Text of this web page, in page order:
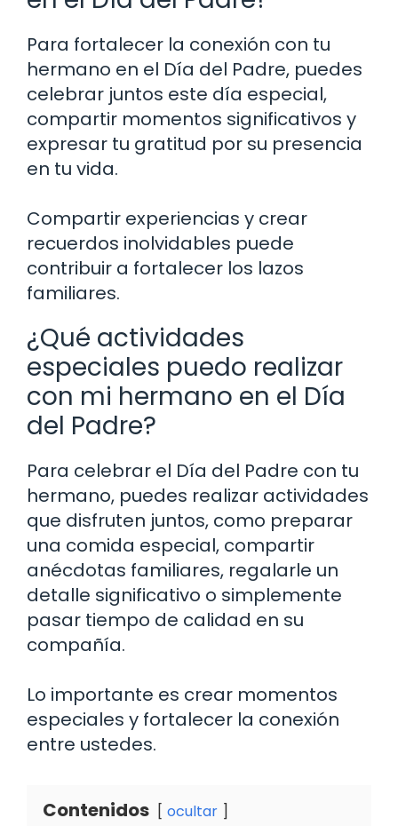
Para fortalecer la conexión con tu
hermano en el Día del Padre, puedes
celebrar juntos este día especial,
compartir momentos significativos y
expresar tu gratitud por su presencia
en tu vida.
Compartir experiencias y crear
recuerdos inolvidables puede
contribuir a fortalecer los lazos
familiares.
¿Qué actividades
especiales puedo realizar
con mi hermano en el Día
del Padre?
Para celebrar el Día del Padre con tu
hermano, puedes realizar actividades
que disfruten juntos, como preparar
una comida especial, compartir
anécdotas familiares, regalarle un
detalle significativo o simplemente
pasar tiempo de calidad en su
compañía.
Lo importante es crear momentos
especiales y fortalecer la conexión
entre ustedes.
Contenidos ocultar